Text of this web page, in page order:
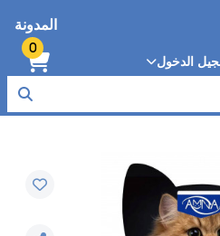
المدونة
الدخول
0